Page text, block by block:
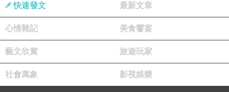
快速發文 最新文章
心情雜記 美食饗宴
藝文欣賞 旅遊玩家
社會萬象 影視娛樂